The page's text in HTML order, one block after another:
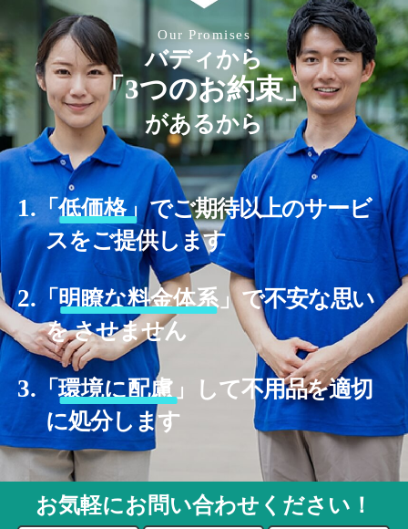
Our Promises
バディから
「3つのお約束」
があるから
1. 「低価格」でご期待以上のサービ
スをご提供します
2. 「 明瞭な料金体系」で不安な思い
を させません
3. 「環境に配慮」
して不用品を適切
に処分します
お気軽にお問い合わせください！